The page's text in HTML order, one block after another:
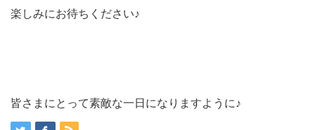
楽しみにお待ちください♪
皆さまにとって素敵な一日になりますように♪